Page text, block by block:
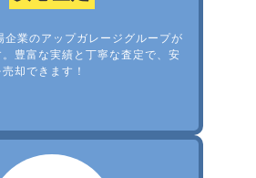
企業のアップガレージグループが
豊富な実績と丁寧な査定で、安
却できます！